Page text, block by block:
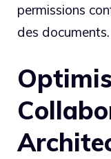
permissions
des documents.